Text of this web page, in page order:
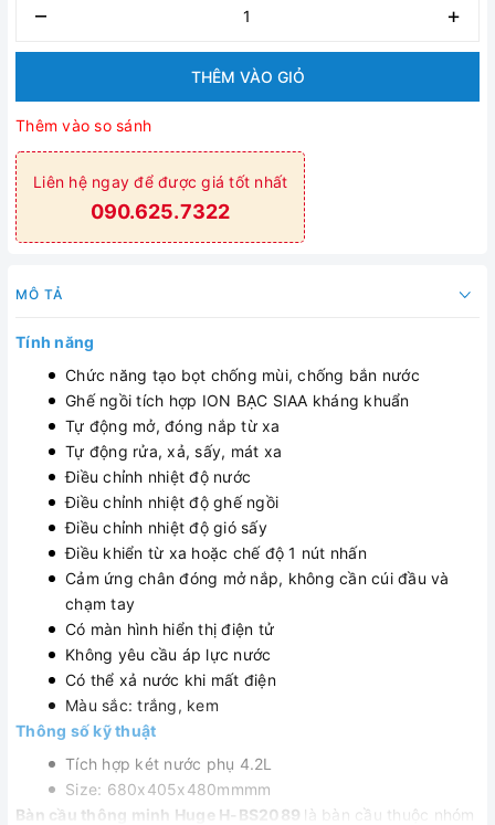
– +
THÊM VÀO GIỎ
Thêm vào so sánh
Liên hệ ngay để được giá tốt nhất
090.625.7322
MÔ TẢ
Tính năng
Chức năng tạo bọt chống mùi, chống bắn nước
Ghế ngồi tích hợp ION BẠC SIAA kháng khuẩn
Tự động mở, đóng nắp từ xa
Tự động rửa, xả, sấy, mát xa
Điều chỉnh nhiệt độ nước
Điều chỉnh nhiệt độ ghế ngồi
Điều chỉnh nhiệt độ gió sấy
Điều khiển từ xa hoặc chế độ 1 nút nhấn
Cảm ứng chân đóng mở nắp, không cần cúi đầu và
chạm tay
Có màn hình hiển thị điện tử
Không yêu cầu áp lực nước
Có thể xả nước khi mất điện
Màu sắc: trắng, kem
Thông số kỹ thuật
Tích hợp két nước phụ 4.2L
Size: 680x405x480mmmm
Bàn cầu thông minh Huge H-BS2089 là bàn cầu thuộc nhóm